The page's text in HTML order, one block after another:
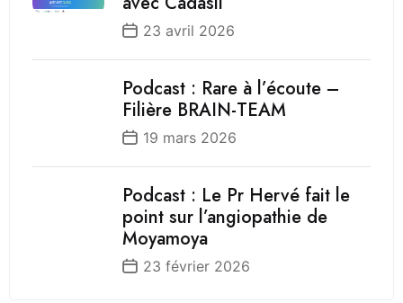
23 avril 2026
Podcast : Rare à l’écoute –
Filière BRAIN-TEAM
19 mars 2026
Podcast : Le Pr Hervé fait le
point sur l’angiopathie de
Moyamoya
23 février 2026